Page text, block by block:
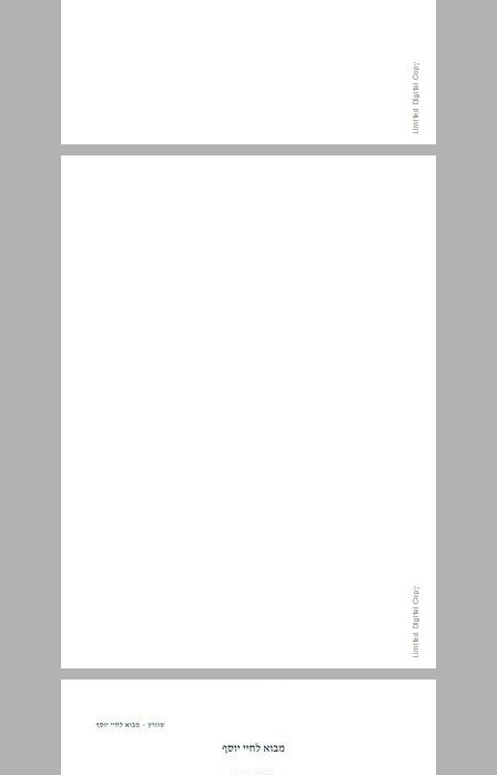
על נוסח "חיי יוסף" ומהדורותיו ... 12